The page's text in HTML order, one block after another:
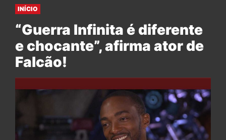
INÍCIO
“Guerra Infinita é diferente
e chocante”, afirma ator de
Falcão!